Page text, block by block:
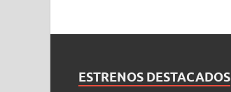
ESTRENOS DESTACADOS